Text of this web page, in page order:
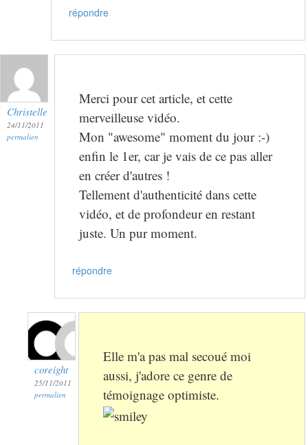
répondre
Christelle
24/11/2011
permalien
Merci pour cet article, et cette
merveilleuse vidéo.
Mon "awesome" moment du jour :-)
enfin le 1er, car je vais de ce pas aller
en créer d'autres !
Tellement d'authenticité dans cette
vidéo, et de profondeur en restant
juste. Un pur moment.
répondre
coreight
25/11/2011
permalien
Elle m'a pas mal secoué moi
aussi, j'adore ce genre de
témoignage optimiste.